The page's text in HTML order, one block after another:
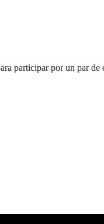
participar por un par de